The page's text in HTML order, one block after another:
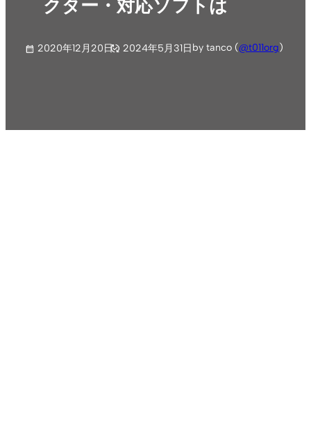
クター・対応ソフトは
2020年12月20日 2024年5月31日by tanco (@t011org)